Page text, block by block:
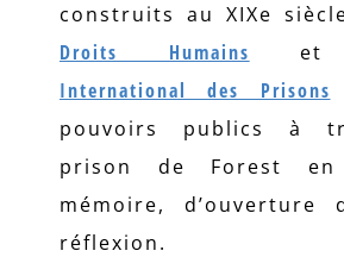
construits au XIXe
Droits Humains
International des Prisons
pouvoirs publics à
prison de Forest
mémoire, d’ouverture
réflexion.